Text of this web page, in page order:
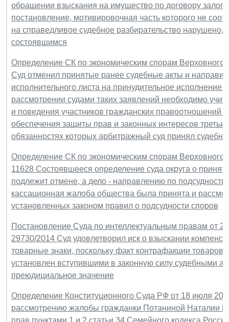
обращении взыскания на имущество по договору
постановление, мотивировочная часть которого не
на справедливое судебное разбирательство нарушено,
состоявшимся
Определение СК по экономическим спорам
Суд отменил принятые ранее судебные акты и
исполнительного листа на принудительное исполнение
рассмотрении судами таких заявлений необходимо
и поведения участников гражданских правоотношений
обеспечения защиты прав и законных интересов
обязанностях которых арбитражный суд принял
Определение СК по экономическим спорам Верховного
11628 Состоявшееся определение суда округа о
подлежит отмене, а дело - направлению по
кассационная жалоба общества была принята и
установленных законом правил о подсудности споров
Постановление Суда по интеллектуальным правам от
29730/2014 Суд удовлетворил иск о взыскании
товарные знаки, поскольку факт контрафакции
установлен вступившими в законную силу судебными
преюдициальное значение
Определение Конституционного Суда РФ от 18 июля
рассмотрению жалобы гражданки Потаниной Наталии
прав пунктами 1 и 2 статьи 34 Семейного кодекса